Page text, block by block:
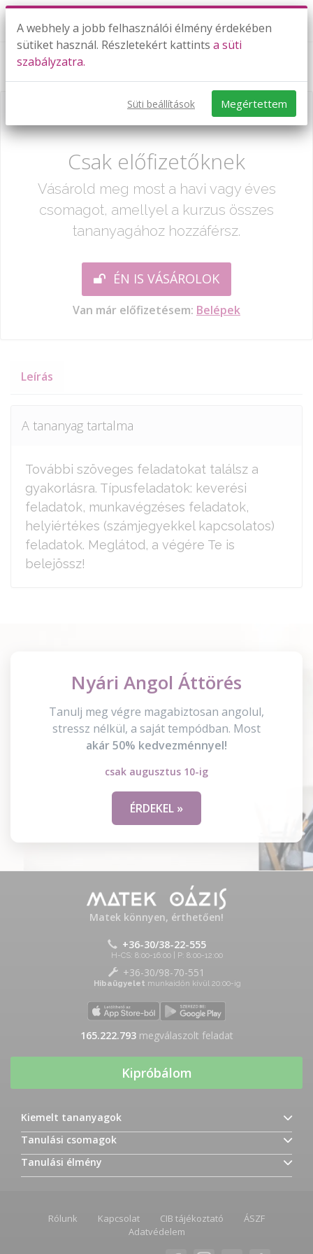
Szöveges feladatok 2.
Már csak egy lépés:
Csak előfizetőknek
Vásárold meg most a havi vagy éves
csomagot, amellyel a kurzus összes
tananyagához hozzáférsz.
ÉN IS VÁSÁROLOK
Van már előfizetésem: Belépek
Leírás
A tananyag tartalma
További szöveges feladatokat találsz a
gyakorlásra. Típusfeladatok: keverési
feladatok, munkavégzéses feladatok,
helyiértékes (számjegyekkel kapcsolatos)
feladatok. Meglátod, a végére Te is
belejössz!
Nyári Angol Áttörés
Tanulj meg végre magabiztosan angolul,
stressz nélkül, a saját tempódban. Most
akár 50% kedvezménnyel!
csak augusztus 10-ig
ÉRDEKEL »
Matek könnyen, érthetően!
+36-30/38-22-555
H-CS: 8:00-16:00 | P: 8:00-12:00
+36-30/98-70-551
Hibaügyelet munkaidőn kívül 20:00-ig
165.222.793megválaszolt feladat
Kipróbálom
Kiemelt tananyagok
Tanulási csomagok
Tanulási élmény
Rólunk Kapcsolat CIB tájékoztató
ÁSZF
Adatvédelem
A webhely a jobb felhasználói élmény érdekében
sütiket használ. Részletekért kattints a süti
szabályzatra.
Süti beállítások Megértettem